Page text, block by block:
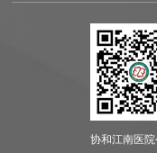
协和江南医